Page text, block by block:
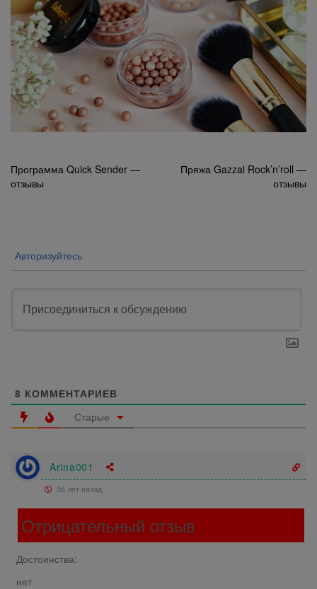
Навигация
по
Программа Quick Sender —
отзывы
Пряжа Gazzal Rock’n’roll —
отзывы
Авторизуйтесь
8 КОММЕНТАРИЕВ
Старые
Arina001
56 лет назад
Отрицательный отзыв
Достоинства:
нет